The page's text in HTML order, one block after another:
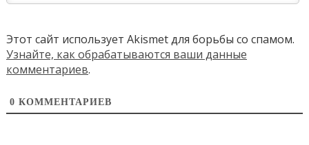
Этот сайт использует Akismet для борьбы со спамом.
Узнайте, как обрабатываются ваши данные
комментариев.
0 КОММЕНТАРИЕВ